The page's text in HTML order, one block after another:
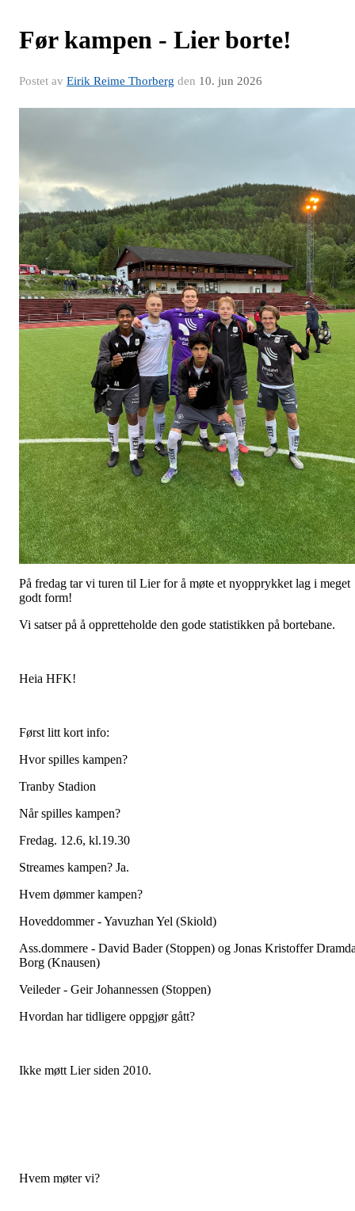
Før kampen - Lier borte!
Postet av Eirik Reime Thorberg den 10. jun 2026
På fredag tar vi turen til Lier for å møte et nyopprykket lag i meget
godt form!
Vi satser på å oppretteholde den gode statistikken på bortebane.
Heia HFK!
Først litt kort info:
Hvor spilles kampen?
Tranby Stadion
Når spilles kampen?
Fredag. 12.6, kl.19.30
Streames kampen? Ja.
Hvem dømmer kampen?
Hoveddommer - Yavuzhan Yel (Skiold)
Ass.dommere - David Bader (Stoppen) og Jonas Kristoffer
Borg (Knausen)
Veileder - Geir Johannessen (Stoppen)
Hvordan har tidligere oppgjør gått?
Ikke møtt Lier siden 2010.
Hvem møter vi?